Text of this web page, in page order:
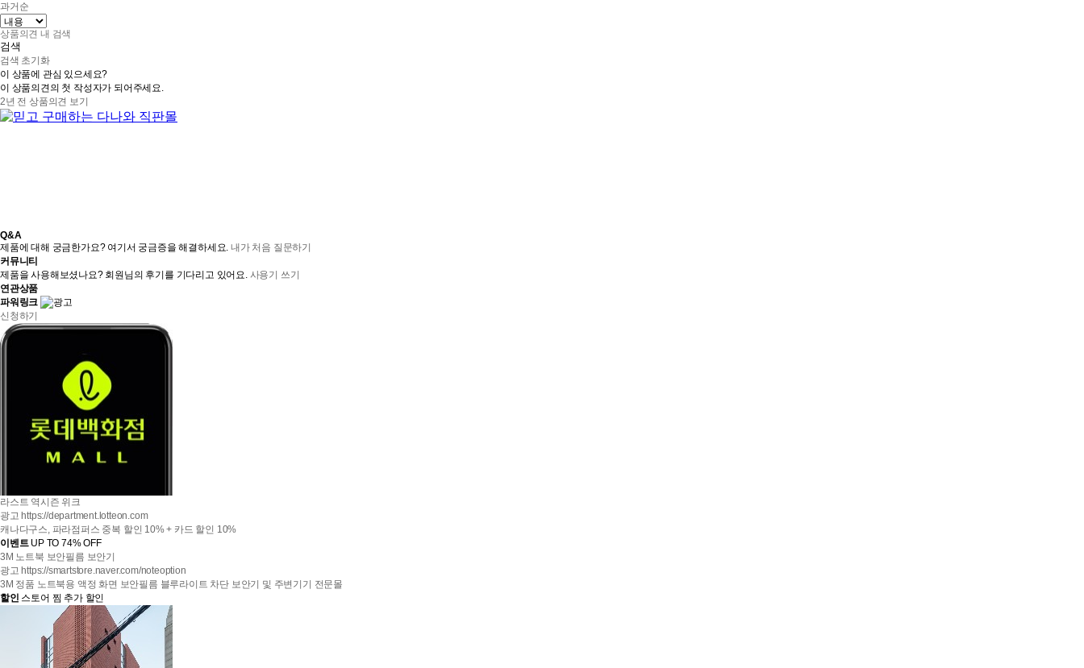
과거순
검색
검색 초기화
이 상품에 관심 있으세요?
이 상품의견의 첫 작성자가 되어주세요.
2년 전 상품의견 보기
Q&A
제품에 대해 궁금한가요? 여기서 궁금증을 해결하세요. 내가 처음 질문하기
커뮤니티
제품을 사용해보셨나요? 회원님의 후기를 기다리고 있어요. 사용기 쓰기
연관상품
파워링크
신청하기
라스트 역시즌 위크
광고 https://department.lotteon.com
캐나다구스, 파라점퍼스 중복 할인 10% + 카드 할인 10%
이벤트UP TO 74% OFF
3M 노트북 보안필름 보안기
광고 https://smartstore.naver.com/noteoption
3M 정품 노트북용 액정 화면 보안필름 블루라이트 차단 보안기 및 주변기기 전문몰
할인 스토어 찜 추가 할인